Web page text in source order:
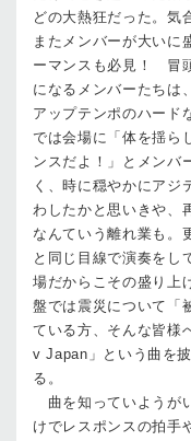
どの大熱狂だった。気
またメンバーが大いに
ーマンスも必見！ 冒
になるメンバーたちは
アップテンポのハード
では会場に「体を揺ら
ンスだよ！」とメンバ
く、時に穏やかにアジ
わしたかと思いきや、
なんていう離れ業も。
と同じ目線で演奏をし
場だからこその盛り上
盤では震災について「
ている方、そんな皆様
v Japan」という曲を
る。
曲を知っていようが
けでレスポンスの拍手